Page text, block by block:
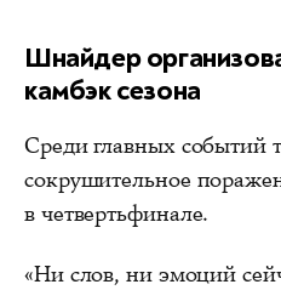
Шнайдер
камбэк сезона
Среди главных событий
сокрушительное
в четвертьфинале.
«Ни слов, ни эмоций